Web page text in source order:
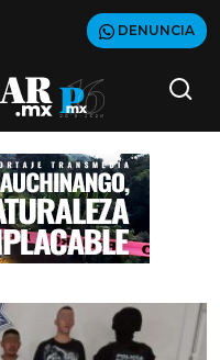
DENUNCIA